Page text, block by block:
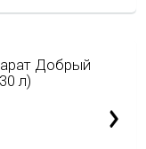
Добрый
л)